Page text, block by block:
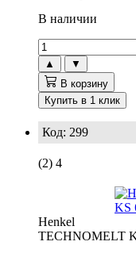
В наличии
▲
▼
В корзину
Купить в 1 клик
Код: 299
(2) 4
Henkel
TECHNOMELT